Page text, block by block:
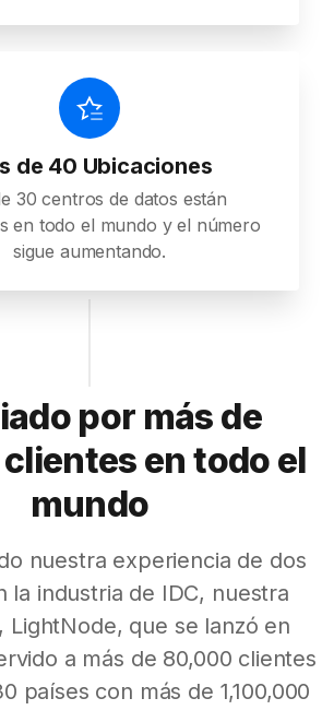
de 40 Ubicaciones
30 centros de datos están
en todo el mundo y el número
sigue aumentando.
por más de
en todo el
mundo
nuestra experiencia de dos
la industria de IDC, nuestra
LightNode, que se lanzó en
a más de 80,000 clientes
países con más de 1,100,000